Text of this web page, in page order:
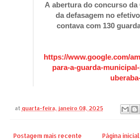
A abertura do concurso da
da defasagem no
contava com 130
https://www.google.com/
para-a-guarda-
at quarta-feira, janeiro 08, 2025
Postagem mais recente Página inicial